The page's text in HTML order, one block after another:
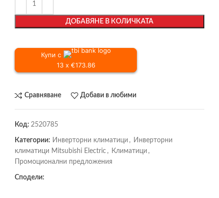
ДОБАВЯНЕ В КОЛИЧКАТА
Купи с
13 x €173.86
Сравняване Добави в любими
Код: 2520785
Категории: Инверторни климатици , Инверторни
климатици Mitsubishi Electric , Климатици ,
Промоционални предложения
Сподели: